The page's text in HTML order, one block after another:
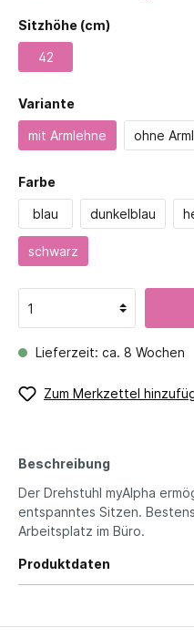
Sitzhöhe (cm)
42
Variante
mit Armlehne ohne
Farbe
blau dunkelblau
schwarz
Lieferzeit: ca. 8 Wochen
Zum Merkzettel
Beschreibung
Der Drehstuhl myAlpha
entspanntes Sitzen.
Arbeitsplatz im Büro.
Produktdaten